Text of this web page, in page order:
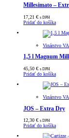
Millesimato –
17,21 € s DPH
Pridať do košíka
Vinárstvo
1,5 l Magnum
45,50 € s DPH
Pridať do košíka
Vinárstvo
JOS – Extra Dry
12,30 € s DPH
Pridať do košíka